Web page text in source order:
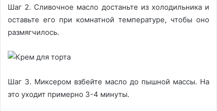
Шаг 2. Сливочное масло достаньте из холодильника и
оставьте его при комнатной температуре, чтобы оно
размягчилось.
Шаг 3. Миксером взбейте масло до пышной массы. На
это уходит примерно 3-4 минуты.